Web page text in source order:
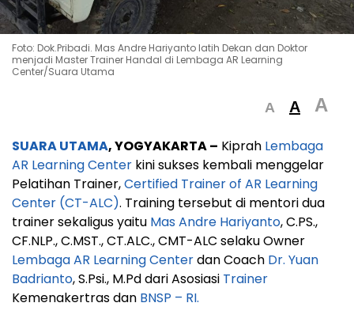
Foto: Dok.Pribadi. Mas Andre Hariyanto latih Dekan dan Doktor
menjadi Master Trainer Handal di Lembaga AR Learning
Center/Suara Utama
A A A
SUARA UTAMA, YOGYAKARTA – Kiprah Lembaga
AR Learning Center kini sukses kembali menggelar
Pelatihan Trainer,Certified Trainer of AR Learning
Center (CT-ALC). Training tersebut di mentori dua
trainer sekaligus yaitu Mas Andre Hariyanto, C.PS.,
CF.NLP., C.MST., CT.ALC., CMT-ALC selaku Owner
Lembaga AR Learning Centerdan Coach Dr. Yuan
Badrianto, S.Psi., M.Pd dari Asosiasi Trainer
Kemenakertras dan BNSP – RI.